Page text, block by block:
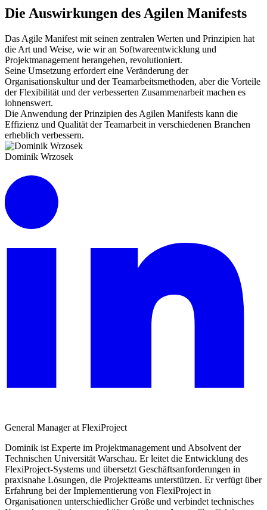
Die Auswirkungen des Agilen Manifests
Das Agile Manifest mit seinen zentralen Werten und Prinzipien hat
die Art und Weise, wie wir an Softwareentwicklung und
Projektmanagement herangehen, revolutioniert.
Seine Umsetzung erfordert eine Veränderung der
Organisationskultur und der Teamarbeitsmethoden, aber die Vorteile
der Flexibilität und der verbesserten Zusammenarbeit machen es
lohnenswert.
Die Anwendung der Prinzipien des Agilen Manifests kann die
Effizienz und Qualität der Teamarbeit in verschiedenen Branchen
erheblich verbessern.
Dominik Wrzosek
General Manager at FlexiProject
Dominik ist Experte im Projektmanagement und Absolvent der
Technischen Universität Warschau. Er leitet die Entwicklung des
FlexiProject-Systems und übersetzt Geschäftsanforderungen in
praxisnahe Lösungen, die Projektteams unterstützen. Er verfügt über
Erfahrung bei der Implementierung von FlexiProject in
Organisationen unterschiedlicher Größe und verbindet technisches